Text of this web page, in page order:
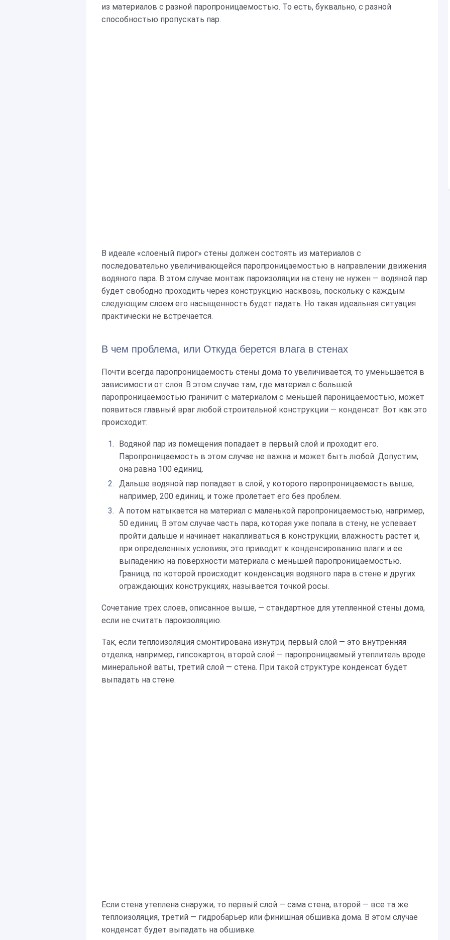
из материалов с разной паропроницаемостью. То есть, буквально, с разной
способностью пропускать пар.
В идеале «слоеный пирог» стены должен состоять из материалов с
последовательно увеличивающейся паропроницаемостью в направлении движения
водяного пара. В этом случае монтаж пароизоляции на стену не нужен — водяной пар
будет свободно проходить через конструкцию насквозь, поскольку с каждым
следующим слоем его насыщенность будет падать. Но такая идеальная ситуация
практически не встречается.
В чем проблема, или Откуда берется влага в стенах
Почти всегда паропроницаемость стены дома то увеличивается, то уменьшается в
зависимости от слоя. В этом случае там, где материал с большей
паропроницаемостью граничит с материалом с меньшей пароницаемостью, может
появиться главный враг любой строительной конструкции — конденсат. Вот как это
происходит:
Водяной пар из помещения попадает в первый слой и проходит его.
Паропроницаемость в этом случае не важна и может быть любой. Допустим,
она равна 100 единиц.
Дальше водяной пар попадает в слой, у которого паропроницаемость выше,
например, 200 единиц, и тоже пролетает его без проблем.
А потом натыкается на материал с маленькой паропроницаемостью, например,
50 единиц. В этом случае часть пара, которая уже попала в стену, не успевает
пройти дальше и начинает накапливаться в конструкции, влажность растет и,
при определенных условиях, это приводит к конденсированию влаги и ее
выпадению на поверхности материала с меньшей паропроницаемостью.
Граница, по которой происходит конденсация водяного пара в стене и других
ограждающих конструкциях, называется точкой росы.
Сочетание трех слоев, описанное выше, — стандартное для утепленной стены дома,
если не считать пароизоляцию.
Так, если теплоизоляция смонтирована изнутри, первый слой — это внутренняя
отделка, например, гипсокартон, второй слой — паропроницаемый утеплитель вроде
минеральной ваты, третий слой — стена. При такой структуре конденсат будет
выпадать на стене.
Если стена утеплена снаружи, то первый слой — сама стена, второй — все та же
теплоизоляция, третий — гидробарьер или финишная обшивка дома. В этом случае
конденсат будет выпадать на обшивке.